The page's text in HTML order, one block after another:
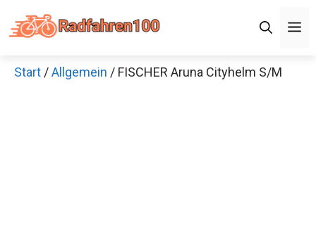
Inhalt
Start /Allgemein / FISCHER Aruna Cityhelm S/M